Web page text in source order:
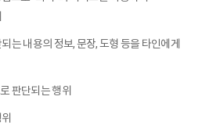
는 내용의 정보, 문장, 도형 등을 타인에게
판단되는 행위